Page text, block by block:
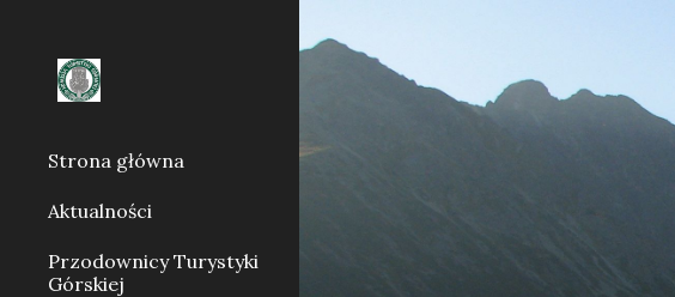
Strona główna
Aktualności
Przodownicy Turystyki
Górskiej